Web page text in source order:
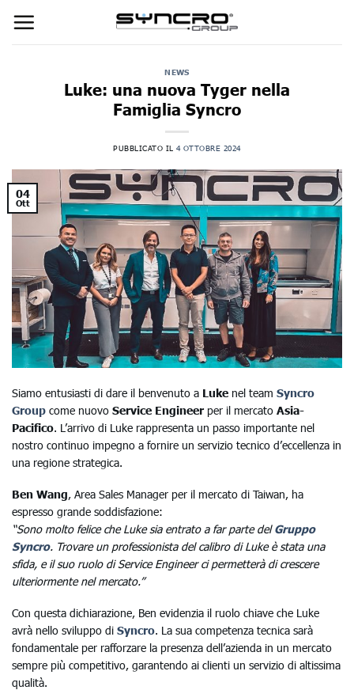
content
NEWS
Luke: una nuova Tyger nella
Famiglia Syncro
PUBBLICATO IL 4 OTTOBRE 2024
04
Ott
Siamo entusiasti di dare il benvenuto a Luke nel team Syncro
Group come nuovo Service Engineer per il mercato Asia-
Pacifico. L’arrivo di Luke rappresenta un passo importante nel
nostro continuo impegno a fornire un servizio tecnico d’eccellenza in
una regione strategica.
Ben Wang, Area Sales Manager per il mercato di Taiwan, ha
espresso grande soddisfazione:
“Sono molto felice che Luke sia entrato a far parte delGruppo
Syncro. Trovare un professionista del calibro di Luke è stata una
sfida, e il suo ruolo di Service Engineer ci permetterà di crescere
ulteriormente nel mercato.”
Con questa dichiarazione, Ben evidenzia il ruolo chiave che Luke
avrà nello sviluppo di Syncro. La sua competenza tecnica sarà
fondamentale per rafforzare la presenza dell’azienda in un mercato
sempre più competitivo, garantendo ai clienti un servizio di altissima
qualità.